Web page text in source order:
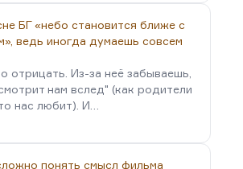
БГ «небо становится ближе с
ведь иногда думаешь совсем
отрицать. Из-за неё забываешь,
нам вслед" (как родители
нас любит). И…
понять смысл фильма